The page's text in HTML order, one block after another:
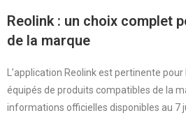
Reolink : un choix complet
de la marque
L’application Reolink est pertinente
équipés de produits compatibles de la
informations officielles disponibles au 7